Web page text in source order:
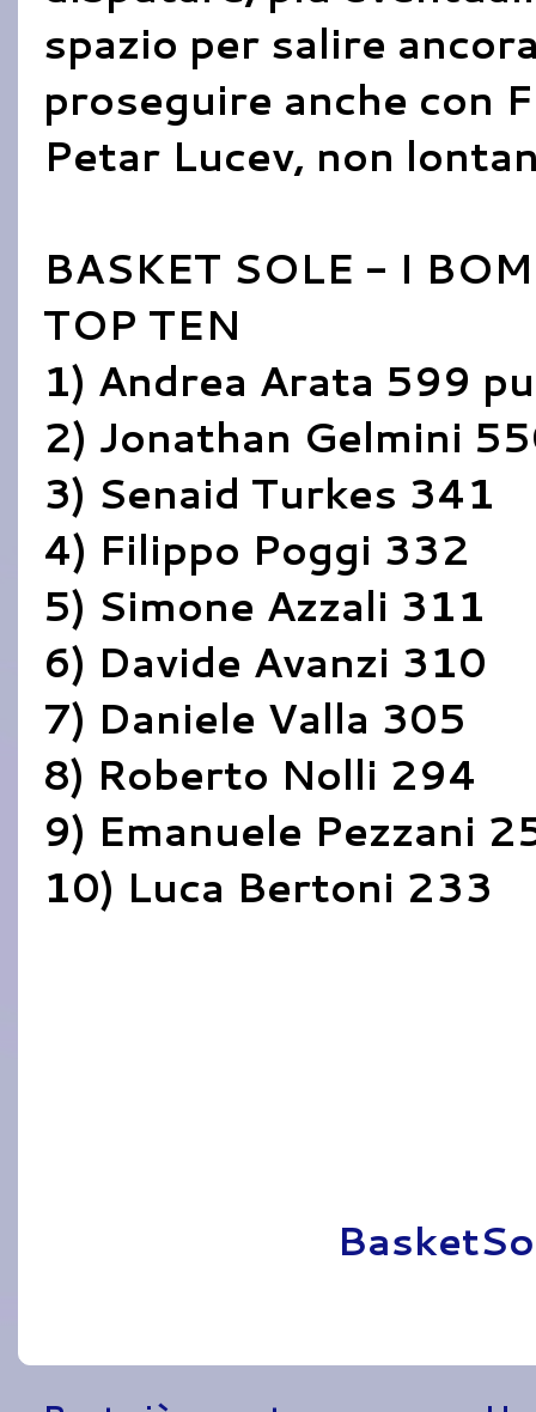
spazio per salire
proseguire anche con
Petar Lucev, non
BASKET SOLE - I
TOP TEN
1) Andrea Arata 599
2) Jonathan Gelmini
3) Senaid Turkes 341
4) Filippo Poggi 332
5) Simone Azzali 311
6) Davide Avanzi 310
7) Daniele Valla 305
8) Roberto Nolli 294
9) Emanuele Pezzani
10) Luca Bertoni 233